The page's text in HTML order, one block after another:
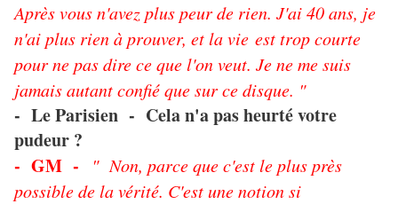
Après vous n'avez plus peur de rien. J'ai 40 ans, je
n'ai plus rien à prouver, et la vie est trop courte
pour ne pas dire ce que l'on veut. Je ne me suis
jamais autant confié que sur ce disque. "
- Le Parisien - Cela n'a pas heurté votre
pudeur ?
- GM -
" Non, parce que c'est le plus près
possible de la vérité. C'est une notion si